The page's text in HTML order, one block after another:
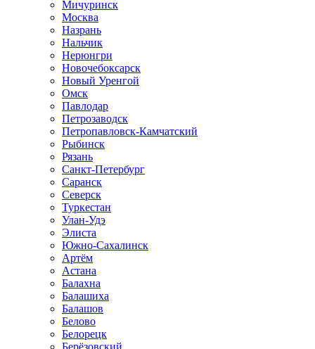
Мичуринск
Москва
Назрань
Нальчик
Нерюнгри
Новочебоксарск
Новый Уренгой
Омск
Павлодар
Петрозаводск
Петропавловск-Камчатский
Рыбинск
Рязань
Санкт-Петербург
Саранск
Северск
Туркестан
Улан-Удэ
Элиста
Южно-Сахалинск
Артём
Астана
Балахна
Балашиха
Балашов
Белово
Белорецк
Берёзовский